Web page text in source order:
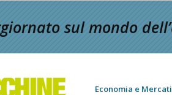
sul mondo
Economia e Mercati